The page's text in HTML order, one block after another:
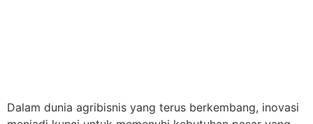
Dalam dunia agribisnis yang terus berkembang, inovasi